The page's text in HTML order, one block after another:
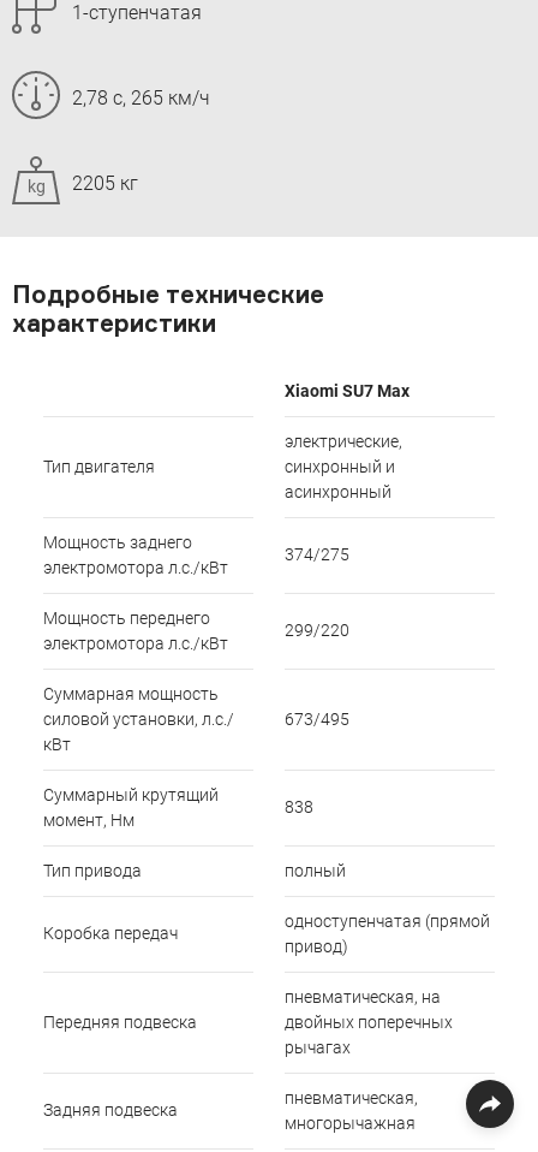
1-ступенчатая
2,78 с, 265 км/ч
kg 2205 кг
Подробные технические
характеристики
Xiaomi SU7 Max
Тип двигателя
электрические,
синхронный и
асинхронный
Мощность заднего
электромотора л.с./кВт
374/275
Мощность переднего
электромотора л.с./кВт
299/220
Суммарная мощность
силовой установки, л.с./
кВт
673/495
Суммарный крутящий
момент, Нм
838
Тип привода полный
Коробка передач
одноступенчатая (прямой
привод)
Передняя подвеска
пневматическая, на
двойных поперечных
рычагах
Задняя подвеска
пневматическая,
многорычажная